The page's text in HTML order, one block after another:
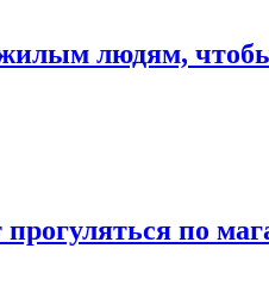
людям,
по